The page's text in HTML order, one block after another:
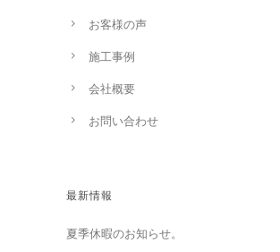
お客様の声
施工事例
会社概要
お問い合わせ
最新情報
夏季休暇のお知らせ。